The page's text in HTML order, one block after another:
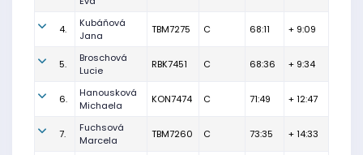
4.
Kubáňová
Jana
TBM7275 C 68:11 + 9:09
5.
Broschová
Lucie
RBK7451 C 68:36 + 9:34
6.
Hanousková
Michaela
KON7474 C 71:49 + 12:47
7.
Fuchsová
Marcela
TBM7260 C 73:35 + 14:33